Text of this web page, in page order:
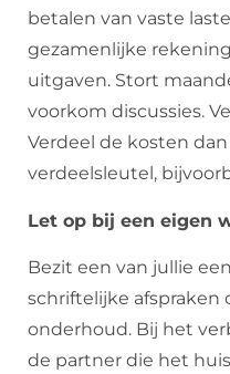
betalen van vaste
gezamenlijke
uitgaven. Stort
voorkom discussies.
Verdeel de kosten
verdeelsleutel,
Let op bij een eigen
Bezit een van jullie
schriftelijke afspraken
onderhoud. Bij het
de partner die het